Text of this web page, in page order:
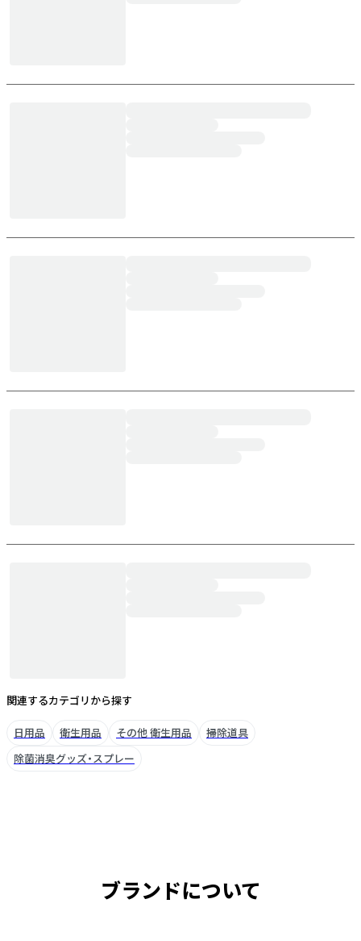
関連するカテゴリから探す
日用品 衛生用品 その他 衛生用品
掃除道具
除菌消臭グッズ・スプレー
ブランドについて